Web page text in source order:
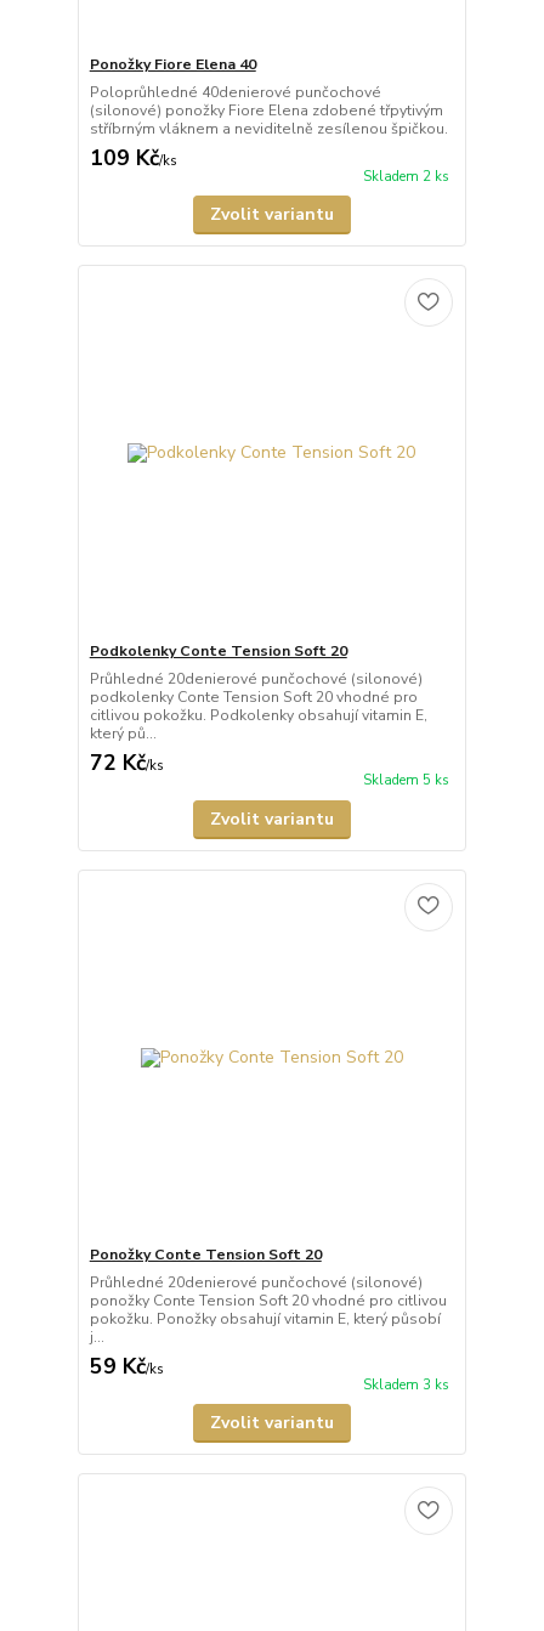
Ponožky Fiore Elena 40
Poloprůhledné 40denierové punčochové
(silonové) ponožky Fiore Elena zdobené třpytivým
stříbrným vláknem a neviditelně zesílenou špičkou.
109 Kč/ks
Skladem 2 ks
Zvolit variantu
Podkolenky Conte Tension Soft 20
Průhledné 20denierové punčochové (silonové)
podkolenky Conte Tension Soft 20 vhodné pro
citlivou pokožku. Podkolenky obsahují vitamin E,
který pů...
72 Kč/ks
Skladem 5 ks
Zvolit variantu
Ponožky Conte Tension Soft 20
Průhledné 20denierové punčochové (silonové)
ponožky Conte Tension Soft 20 vhodné pro citlivou
pokožku. Ponožky obsahují vitamin E, který působí
j...
59 Kč/ks
Skladem 3 ks
Zvolit variantu